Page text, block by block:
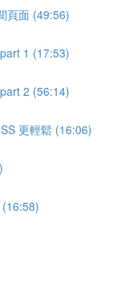
頁面 (49:56)
1 (17:53)
2 (56:14)
更輕鬆 (16:06)